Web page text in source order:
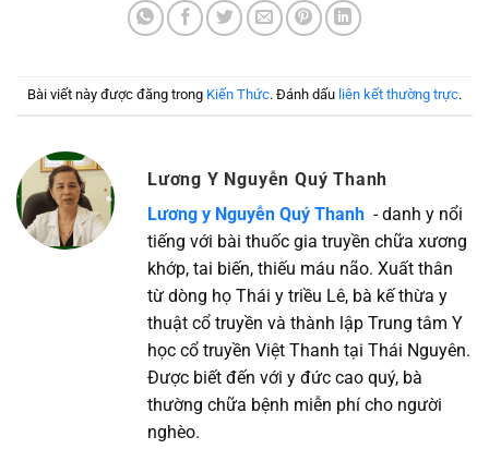
Bài viết này được đăng trong Kiến Thức. Đánh dấu liên kết thường trực.
Lương Y Nguyễn Quý Thanh
Lương y Nguyễn Quý Thanh - danh y nổi
tiếng với bài thuốc gia truyền chữa xương
khớp, tai biến, thiếu máu não. Xuất thân
từ dòng họ Thái y triều Lê, bà kế thừa y
thuật cổ truyền và thành lập Trung tâm Y
học cổ truyền Việt Thanh tại Thái Nguyên.
Được biết đến với y đức cao quý, bà
thường chữa bệnh miễn phí cho người
nghèo.